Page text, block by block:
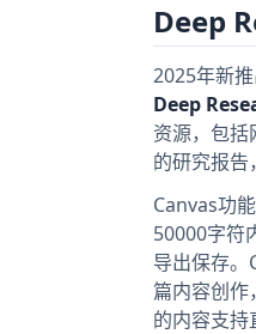
Deep
2025年新
Deep
资源，包
的研究报告
Canvas功
50000字符
导出保存。
篇内容创作
的内容支